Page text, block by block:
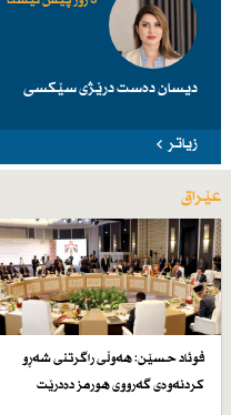
دیسان دەست درێژی سێكسی
زیاتر
عێراق
فوئاد حسێن: هەوڵی راگرتنی شەڕو
كردنەوەی گەرووی هورمز دەدرێت